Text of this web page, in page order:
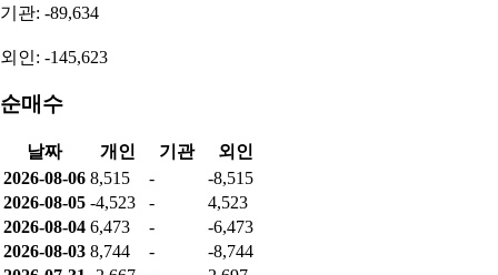
투자자별 매매동향
순매수량
개인: 8,515
기관: 0
외인: -8,515
누적 순매수량